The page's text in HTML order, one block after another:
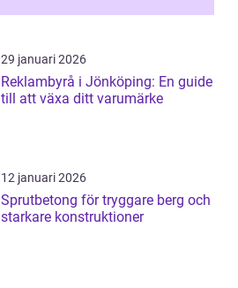
29 januari 2026
Reklambyrå i Jönköping: En guide
till att växa ditt varumärke
12 januari 2026
Sprutbetong för tryggare berg och
starkare konstruktioner